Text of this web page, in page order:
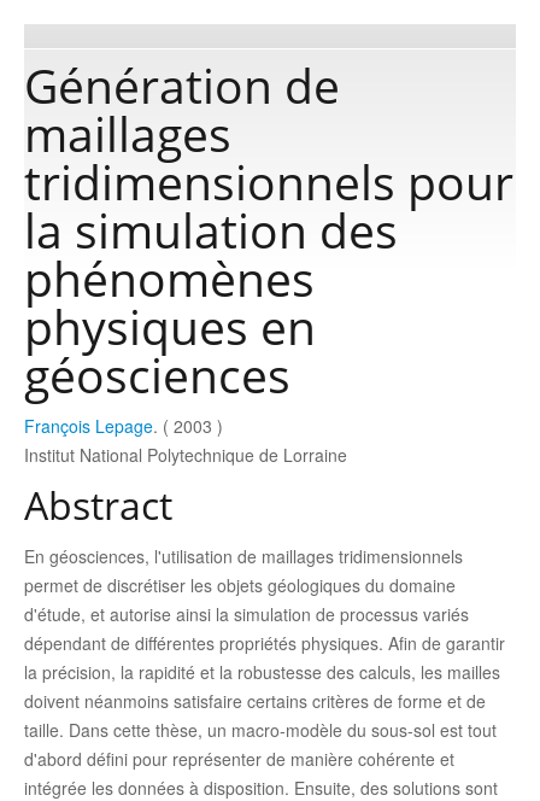
Software
Data
Consortium
Work with us
Contact us
Génération de
maillages
tridimensionnels pour
la simulation des
phénomènes
physiques en
géosciences
François Lepage. ( 2003 )
Institut National Polytechnique de Lorraine
Abstract
En géosciences, l'utilisation de maillages tridimensionnels
permet de discrétiser les objets géologiques du domaine
d'étude, et autorise ainsi la simulation de processus variés
dépendant de différentes propriétés physiques. Afin de garantir
la précision, la rapidité et la robustesse des calculs, les mailles
doivent néanmoins satisfaire certains critères de forme et de
taille. Dans cette thèse, un macro-modèle du sous-sol est tout
d'abord défini pour représenter de manière cohérente et
intégrée les données à disposition. Ensuite, des solutions sont